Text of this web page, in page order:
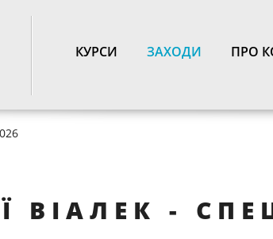
TOGGLE_NAVIGATION
КУРСИ ЗАХОДИ ПРО
ВІАЛЕК -